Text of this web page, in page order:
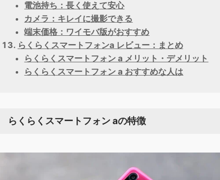
電池持ち：長く使えて安心
カメラ：キレイに撮影できる
端末価格：ワイモバ版がおすすめ
らくらくスマートフォンa レビュー：まとめ
らくらくスマートフォン a メリット・デメリット
らくらくスマートフォン a おすすめな人は
らくらくスマートフォン aの特徴